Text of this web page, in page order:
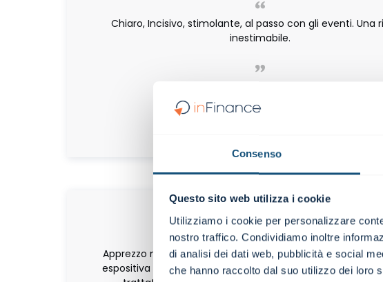
Consenso
Questo sito web utilizza i cookie
Utilizziamo i cookie per personalizzare
nostro traffico. Condividiamo inoltre
di analisi dei dati web, pubblicità e social
che hanno raccolto dal suo utilizzo dei loro
Chiaro, Incisivo, stimolante, al passo con gli eventi. Una
inestimabile.
Natale Diglio
Apprezzo molto per la loro utilità pratica la chiarezza e
espositiva di tutti i webinar, pur nella complessità degli